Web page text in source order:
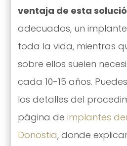
ventaja de esta
adecuados, un
toda la vida, mientras
sobre ellos suelen
cada 10-15 años.
los detalles del
página de implantes
Donostia, donde